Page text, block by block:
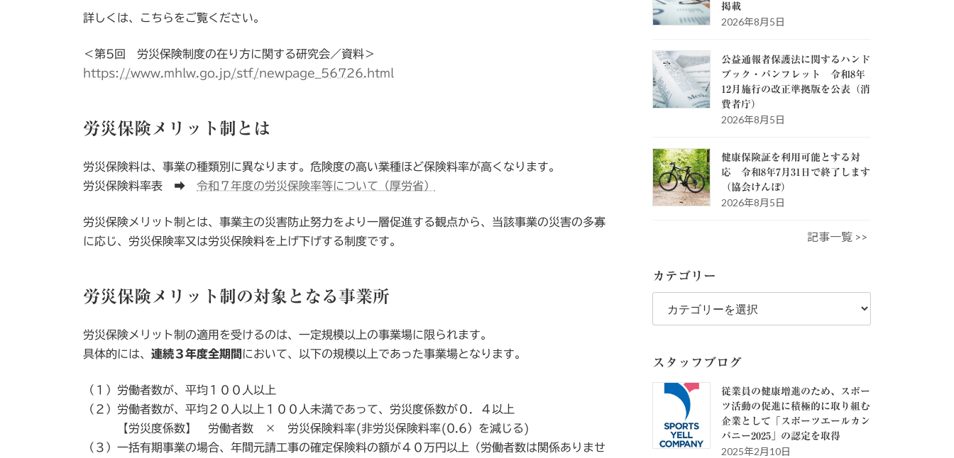
詳しくは、こちらをご覧ください。
＜第5回 労災保険制度の在り方に関する研究会／資料＞
https://www.mhlw.go.jp/stf/newpage_56726.html
労災保険メリット制とは
労災保険料は、事業の種類別に異なります。危険度の高い業種ほど保険料率が高くなります。
労災保険料率表 ➡ 令和７年度の労災保険率等について（厚労省）
労災保険メリット制とは、事業主の災害防止努力をより一層促進する観点から、当該事業の災害の多寡
に応じ、労災保険率又は労災保険料を上げ下げする制度です。
労災保険メリット制の対象となる事業所
労災保険メリット制の適用を受けるのは、一定規模以上の事業場に限られます。
具体的には、 連続３年度全期間 において、以下の規模以上であった事業場となります。
（１）労働者数が、平均１００人以上
（２）労働者数が、平均２０人以上１００人未満であって、労災度係数が０．４以上
【労災度係数】 労働者数 × 労災保険料率(非労災保険料率(0.6）を減じる)
（３）一括有期事業の場合、年間元請工事の確定保険料の額が４０万円以上（労働者数は関係ありませ
掲載
2026年8月5日
公益通報者保護法に関するハンド
ブック・パンフレット 令和8年
12月施行の改正準拠版を公表（消
費者庁）
2026年8月5日
健康保険証を利用可能とする対
応 令和8年7月31日で終了します
（協会けんぽ）
2026年8月5日
記事一覧 >>
カテゴリー
カ
ゴ
ー
スタッフブログ
従業員の健康増進のため、スポー
ツ活動の促進に積極的に取り組む
企業として「スポーツエールカン
パニー2025」の認定を取得
2025年2月10日